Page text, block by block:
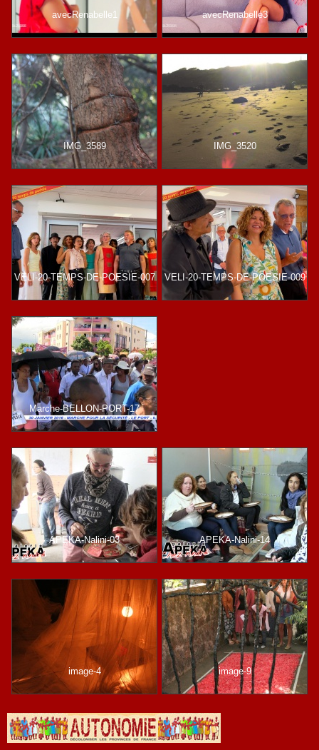
avecRenabelle1 avecRenabelle3
IMG_3589 IMG_3520
VELI-20-TEMPS-DE-POESIE-007 VELI-20-TEMPS-DE-POESIE-009
Marche-BELLON-PORT-17
APEKA-Nalini-03 APEKA-Nalini-14
image-4 image-9